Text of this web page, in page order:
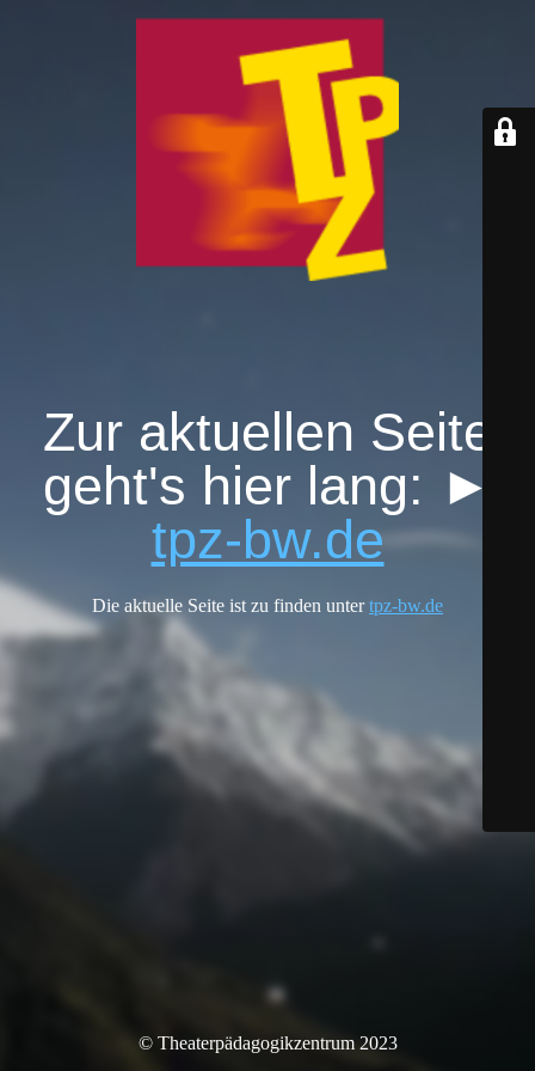
Zur aktuellen Seite
geht's hier lang: ►
tpz-bw.de
Die aktuelle Seite ist zu finden untertpz-bw.de
© Theaterpädagogikzentrum 2023